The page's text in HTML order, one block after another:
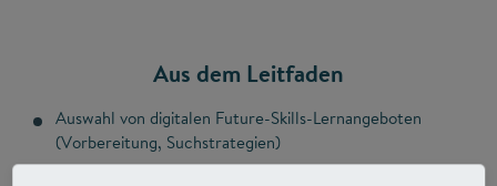
Aus dem Leitfaden
Auswahl von digitalen Future-Skills-Lernangeboten
(Vorbereitung, Suchstrategien)